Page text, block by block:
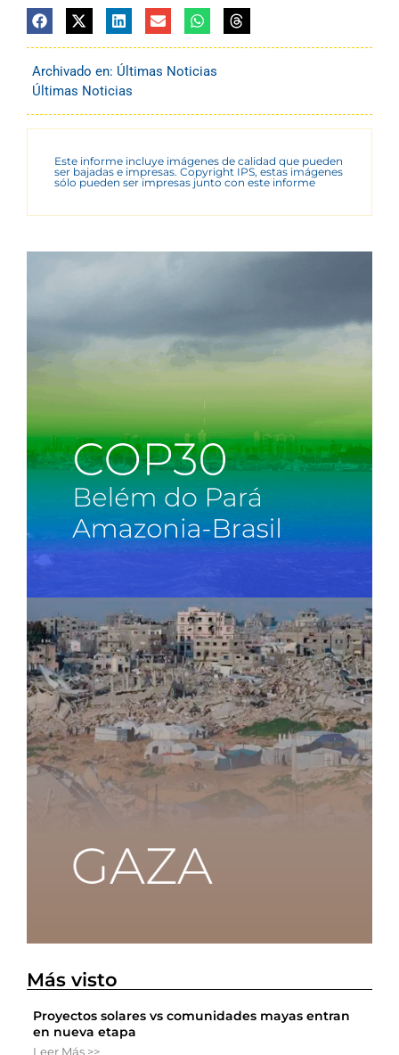
Archivado en: Últimas Noticias
Últimas Noticias
Este informe incluye imágenes de calidad que pueden
ser bajadas e impresas. Copyright IPS, estas imágenes
sólo pueden ser impresas junto con este informe
Más visto
Proyectos solares vs comunidades mayas entran
en nueva etapa
Leer Más >>